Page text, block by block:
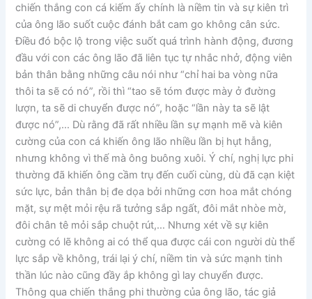
chiến thắng con cá kiếm ấy chính là niềm tin và sự kiên trì
của ông lão suốt cuộc đánh bắt cam go không cân sức.
Điều đó bộc lộ trong việc suốt quá trình hành động, đương
đầu với con các ông lão đã liên tục tự nhắc nhở, động viên
bản thân bằng những câu nói như “chỉ hai ba vòng nữa
thôi ta sẽ có nó”, rồi thì “tao sẽ tóm được mày ở đường
lượn, ta sẽ di chuyển được nó”, hoặc “lần này ta sẽ lật
được nó”,… Dù rằng đã rất nhiều lần sự mạnh mẽ và kiên
cường của con cá khiến ông lão nhiều lần bị hụt hẫng,
nhưng không vì thế mà ông buông xuôi. Ý chí, nghị lực phi
thường đã khiến ông cầm trụ đến cuối cùng, dù đã cạn kiệt
sức lực, bản thân bị đe dọa bởi những cơn hoa mắt chóng
mặt, sự mệt mỏi rệu rã tưởng sắp ngất, đôi mắt nhòe mờ,
đôi chân tê mỏi sắp chuột rút,… Nhưng xét về sự kiên
cường có lẽ không ai có thể qua được cái con người dù thể
lực sắp về không, trái lại ý chí, niềm tin và sức mạnh tinh
thần lúc nào cũng đầy ắp không gì lay chuyển được.
Thông qua chiến thắng phi thường của ông lão, tác giả